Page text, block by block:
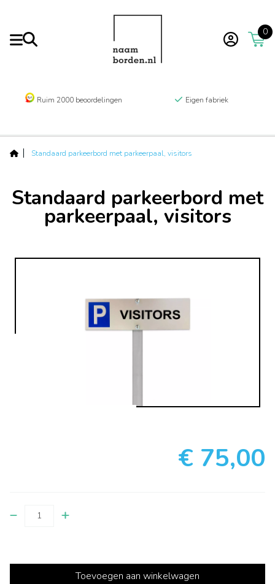
0
Ruim 2000 beoordelingen Eigen fabriek
Standaard parkeerbord met parkeerpaal, visitors
Standaard parkeerbord met
parkeerpaal, visitors
€ 75,00
Toevoegen aan winkelwagen